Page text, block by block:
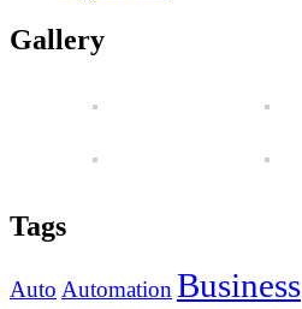
Gallery
Tags
Auto AutomationBusiness